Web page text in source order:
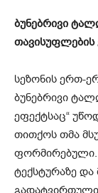
ბუნებრივი
თავისუფლების
სეზონის ერთ-
ბუნებრივი
ეფექტსაც“
თითქოს თმა
ფორმირებული.
ტექსტურაზე